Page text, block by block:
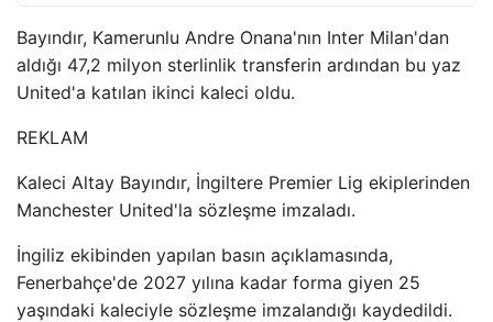
Bayındır, Kamerunlu Andre Onana'nın Inter Milan'dan
aldığı 47,2 milyon sterlinlik transferin ardından bu yaz
United'a katılan ikinci kaleci oldu.
REKLAM
Kaleci Altay Bayındır, İngiltere Premier Lig ekiplerinden
Manchester United'la sözleşme imzaladı.
İngiliz ekibinden yapılan basın açıklamasında,
Fenerbahçe'de 2027 yılına kadar forma giyen 25
yaşındaki kaleciyle sözleşme imzalandığı kaydedildi.